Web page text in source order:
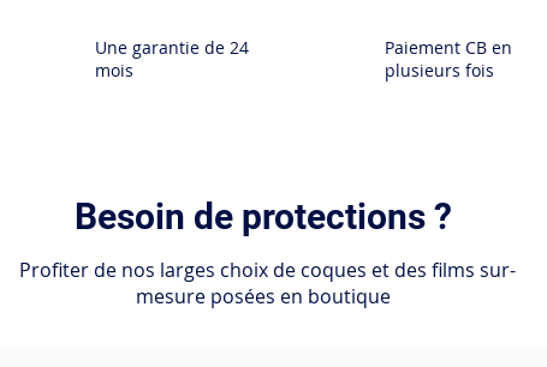
Une garantie de 24
mois
Paiement CB en
plusieurs fois
Besoin de protections ?
Profiter de nos larges choix de coques et des films sur-
mesure posées en boutique